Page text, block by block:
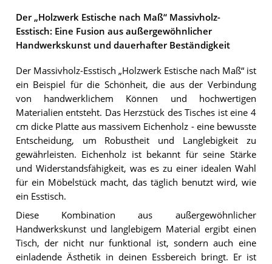
Der „Holzwerk Estische nach Maß“ Massivholz-
Esstisch: Eine Fusion aus außergewöhnlicher
Handwerkskunst und dauerhafter Beständigkeit
Der Massivholz-Esstisch „Holzwerk Estische nach Maß“ ist
ein Beispiel für die Schönheit, die aus der Verbindung
von handwerklichem Können und hochwertigen
Materialien entsteht. Das Herzstück des Tisches ist eine 4
cm dicke Platte aus massivem Eichenholz - eine bewusste
Entscheidung, um Robustheit und Langlebigkeit zu
gewährleisten. Eichenholz ist bekannt für seine Stärke
und Widerstandsfähigkeit, was es zu einer idealen Wahl
für ein Möbelstück macht, das täglich benutzt wird, wie
ein Esstisch.
Diese Kombination aus außergewöhnlicher
Handwerkskunst und langlebigem Material ergibt einen
Tisch, der nicht nur funktional ist, sondern auch eine
einladende Ästhetik in deinen Essbereich bringt. Er ist